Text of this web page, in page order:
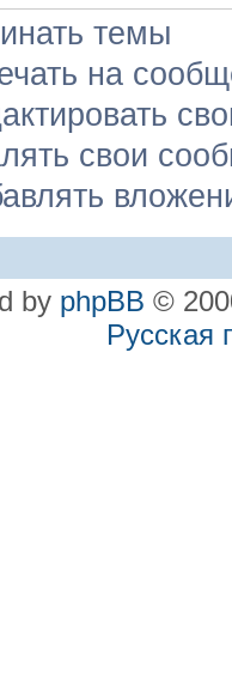
темы
на
свои
by phpBB ©
Русская